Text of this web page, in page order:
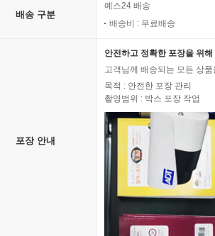
배송 구분
예스24 배송
배송비 : 무료배송
포장 안내
안전하고 정확한 포장을 위
고객님께 배송되는 모든 상
목적 : 안전한 포장 관리
촬영범위 : 박스 포장 작업